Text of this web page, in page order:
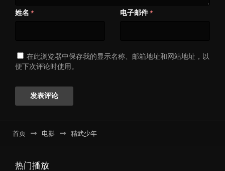
姓名 * 电子邮件 *
在此浏览器中保存我的显示名称、邮箱地址和网站地址，以
便下次评论时使用。
首页 电影 精武少年
热门播放